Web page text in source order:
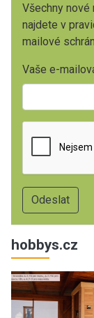
Všechny nové
najdete v
mailové
Vaše e-
hobbys.cz